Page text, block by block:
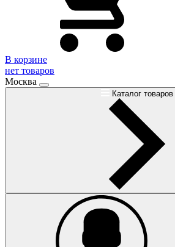
В корзине
нет товаров
Москва
Каталог товаров